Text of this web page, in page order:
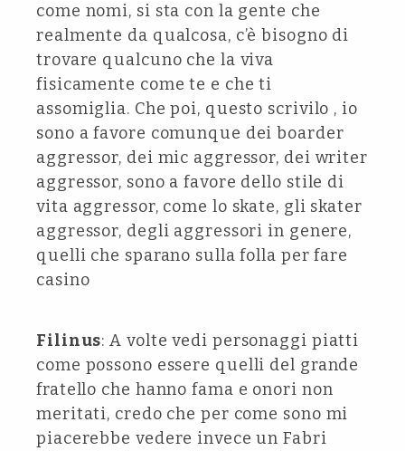
come nomi, si sta con la gente che
realmente da qualcosa, c’è bisogno di
trovare qualcuno che la viva
fisicamente come te e che ti
assomiglia. Che poi, questo scrivilo , io
sono a favore comunque dei boarder
aggressor, dei mic aggressor, dei writer
aggressor, sono a favore dello stile di
vita aggressor, come lo skate, gli skater
aggressor, degli aggressori in genere,
quelli che sparano sulla folla per fare
casino
Filinus: A volte vedi personaggi piatti
come possono essere quelli del grande
fratello che hanno fama e onori non
meritati, credo che per come sono mi
piacerebbe vedere invece un Fabri